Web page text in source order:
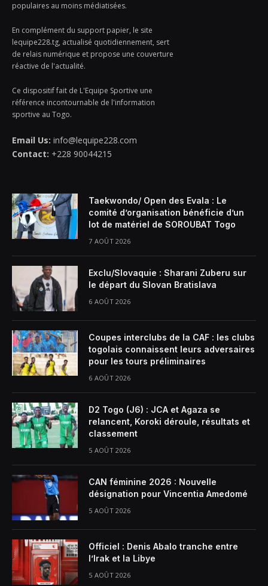
populaires au moins médiatisées.
En complément du support papier, le site
lequipe228.tg, actualisé quotidiennement, sert
de relais numérique et propose une couverture
réactive de l'actualité.
Ce dispositif fait de L'Equipe Sportive une
référence incontournable de l'information
sportive au Togo.
Email Us: info@lequipe228.com
Contact: +228 90044215
Taekwondo/ Open des Evala : Le
comité d’organisation bénéficie d’un
lot de matériel de SOROUBAT Togo
7 AOÛT 2026
Exclu/Slovaquie : Sharani Zuberu sur
le départ du Slovan Bratislava
6 AOÛT 2026
Coupes interclubs de la CAF : les clubs
togolais connaissent leurs adversaires
pour les tours préliminaires
6 AOÛT 2026
D2 Togo (J6) : JCA et Agaza se
relancent, Koroki déroule, résultats et
classement
5 AOÛT 2026
CAN féminine 2026 : Nouvelle
désignation pour Vincentia Amedomé
5 AOÛT 2026
Officiel : Denis Abalo tranche entre
l’Irak et la Libye
5 AOÛT 2026